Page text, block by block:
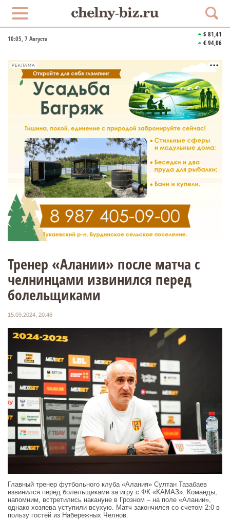
10:05, 7 Августа
$ 81,41
€ 94,06
РЕКЛАМА
Тренер «Алании» после матча с
челнинцами извинился перед
болельщиками
15.09.2024, 20:46
Главный тренер футбольного клуба «Алания» Султан Тазабаев
извинился перед болельщиками за игру с ФК «КАМАЗ». Команды,
напомним, встретились накануне в Грозном – на поле «Алании»,
однако хозяева уступили всухую. Матч закончился со счетом 2:0 в
пользу гостей из Набережных Челнов.